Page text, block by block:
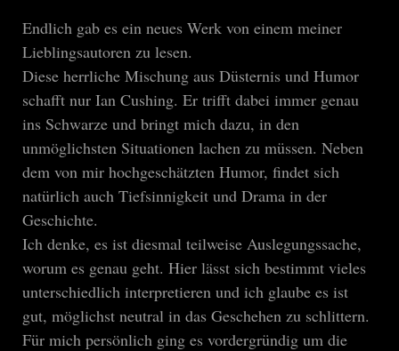
Endlich gab es ein neues Werk von einem meiner
Lieblingsautoren zu lesen.
Diese herrliche Mischung aus Düsternis und Humor
schafft nur Ian Cushing. Er trifft dabei immer genau
ins Schwarze und bringt mich dazu, in den
unmöglichsten Situationen lachen zu müssen. Neben
dem von mir hochgeschätzten Humor, findet sich
natürlich auch Tiefsinnigkeit und Drama in der
Geschichte.
Ich denke, es ist diesmal teilweise Auslegungssache,
worum es genau geht. Hier lässt sich bestimmt vieles
unterschiedlich interpretieren und ich glaube es ist
gut, möglichst neutral in das Geschehen zu schlittern.
Für mich persönlich ging es vordergründig um die